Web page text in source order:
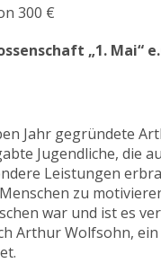
300 €
„1. Mai“
Jahr gegründete
Jugendliche, die
Leistungen
zu
war und ist es
Arthur Wolfsohn,